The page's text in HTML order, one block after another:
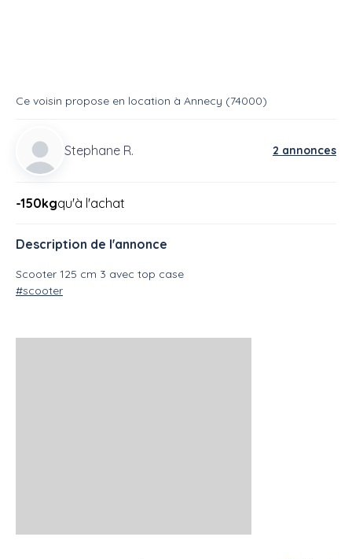
Ce voisin propose en location à Annecy (74000)
Stephane R. 2 annonces
-150kgqu'à l'achat
Description de l'annonce
Scooter 125 cm 3 avec top case
#scooter